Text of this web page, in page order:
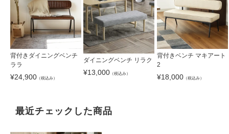
背付きダイニングベンチ
ララ
¥24,900 （税込み）
ダイニングベンチ リラク
¥13,000 （税込み）
背付きベンチ マキアート
2
¥18,000（税込み）
最近チェックした商品